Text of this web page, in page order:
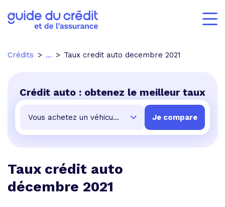
Crédits ... Taux credit auto decembre 2021
Crédit auto : obtenez le meilleur taux
Taux crédit auto
décembre 2021